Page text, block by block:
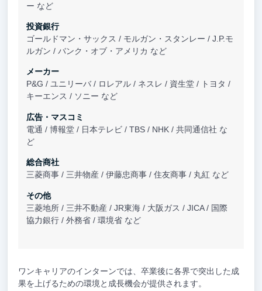
ー など
投資銀行
ゴールドマン・サックス / モルガン・スタンレー / J.P.モ
ルガン / バンク・オブ・アメリカ など
メーカー
P&G / ユニリーバ / ロレアル / ネスレ / 資生堂 / トヨタ /
キーエンス / ソニー など
広告・マスコミ
電通 / 博報堂 / 日本テレビ / TBS / NHK / 共同通信社 な
ど
総合商社
三菱商事 / 三井物産 / 伊藤忠商事 / 住友商事 / 丸紅 など
その他
三菱地所 / 三井不動産 / JR東海 / 大阪ガス / JICA / 国際
協力銀行 / 外務省 / 環境省 など
ワンキャリアのインターンでは、卒業後に各界で突出した成
果を上げるための環境と成長機会が提供されます。